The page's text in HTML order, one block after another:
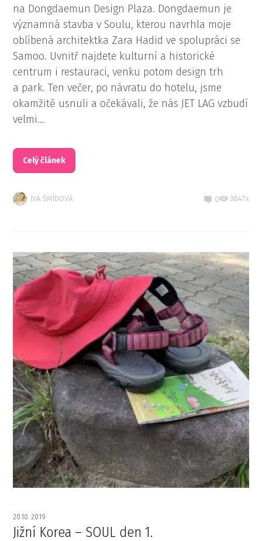
na Dongdaemun Design Plaza. Dongdaemun je
významná stavba v Soulu, kterou navrhla moje
oblíbená architektka Zara Hadid ve spolupráci se
Samoo. Uvnitř najdete kulturní a historické
centrum i restauraci, venku potom design trh
a park. Ten večer, po návratu do hotelu, jsme
okamžitě usnuli a očekávali, že nás JET LAG vzbudí
velmi...
Celý článek
IVA ŠMÍDOVÁ 0 3847x
20.10. 2019
Jižní Korea – SOUL den 1.